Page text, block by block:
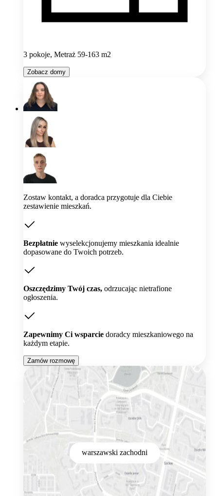
3 pokoje, Metraż 59-163 m2
Zobacz domy
Zostaw kontakt, a doradca przygotuje dla Ciebie
zestawienie mieszkań.
Bezpłatnie wyselekcjonujemy mieszkania idealnie
dopasowane do Twoich potrzeb.
Oszczędzimy Twój czas, odrzucając nietrafione
ogłoszenia.
Zapewnimy Ci wsparcie doradcy mieszkaniowego na
każdym etapie.
Zamów rozmowę
warszawski zachodni